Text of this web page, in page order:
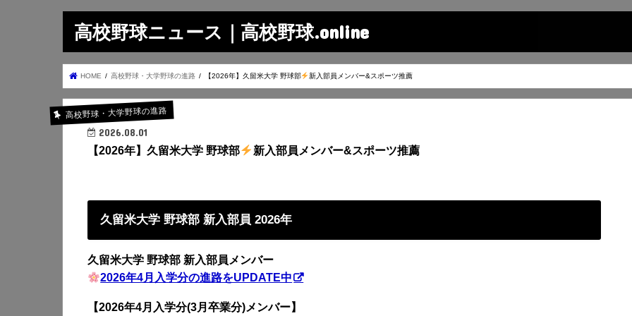
高校野球ニュース｜高校野球.online
HOME 高校野球・大学野球の進路 【2026年】久留米大学 野球部 新入部員メンバー&スポーツ推薦
高校野球・大学野球の進路
2026.08.01
【2026年】久留米大学 野球部 新入部員メンバー&スポーツ推薦
久留米大学 野球部 新入部員 2026年
久留米大学 野球部 新入部員メンバー
2026年4月入学分の進路をUPDATE中
【2026年4月入学分(3月卒業分)メンバー】